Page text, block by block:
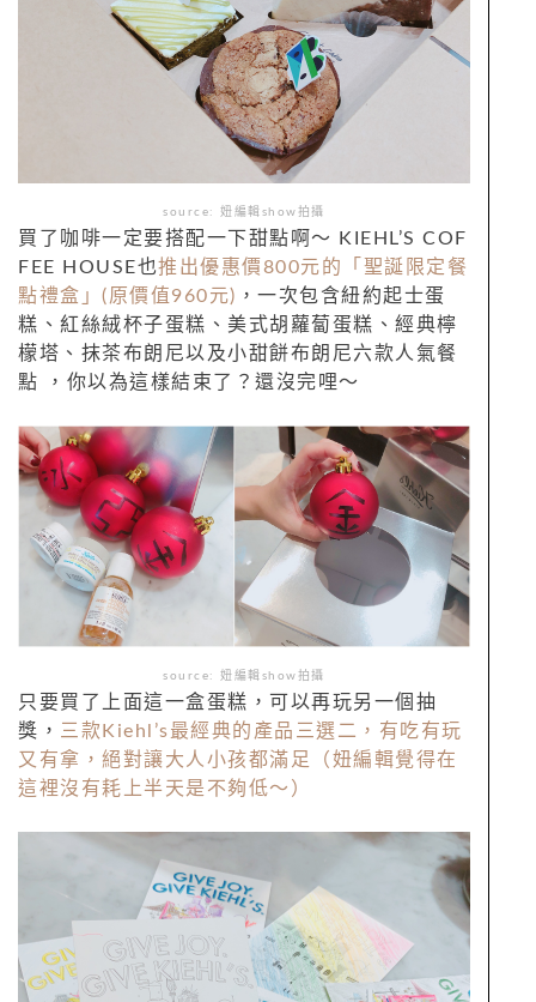
source: 妞編輯show拍攝
買了咖啡一定要搭配一下甜點啊～ KIEHL’S COF
FEE HOUSE也推出優惠價800元的「聖誕限定餐
點禮盒」(原價值960元) ，一次包含紐約起士蛋
糕、紅絲絨杯子蛋糕、美式胡蘿蔔蛋糕、經典檸
檬塔、抹茶布朗尼以及小甜餅布朗尼六款人氣餐
點 ，你以為這樣結束了？還沒完哩～
source: 妞編輯show拍攝
只要買了上面這一盒蛋糕，可以再玩另一個抽
獎，
三款Kiehl’s最經典的產品三選二，有吃有玩
又有拿，絕對讓大人小孩都滿足（妞編輯覺得在
這裡沒有耗上半天是不夠低～）